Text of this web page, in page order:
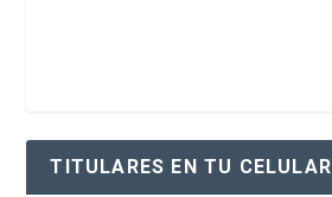
TITULARES EN TU CELULAR